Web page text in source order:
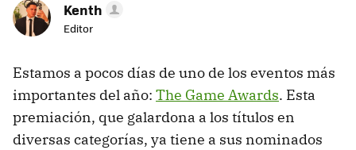
Kenth
Editor
Estamos a pocos días de uno de los eventos más
importantes del año: The Game Awards. Esta
premiación, que galardona a los títulos en
diversas categorías, ya tiene a sus nominados